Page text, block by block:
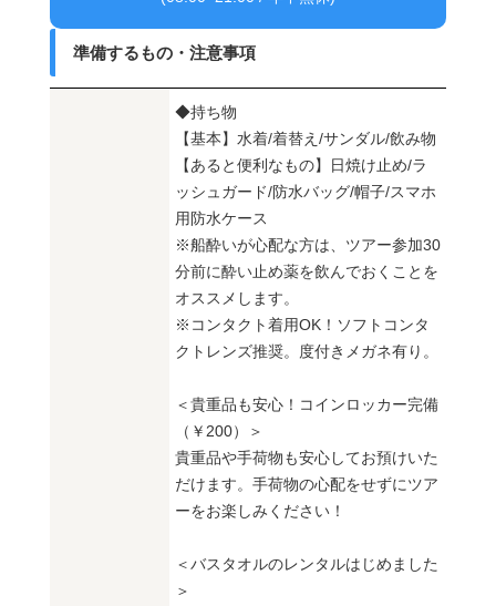
準備するもの・注意事項
◆持ち物
【基本】水着/着替え/サンダル/飲み物
【あると便利なもの】日焼け止め/ラ
ッシュガード/防水バッグ/帽子/スマホ
用防水ケース
※船酔いが心配な方は、ツアー参加30
分前に酔い止め薬を飲んでおくことを
オススメします。
※コンタクト着用OK！ソフトコンタ
クトレンズ推奨。度付きメガネ有り。
＜貴重品も安心！コインロッカー完備
（￥200）＞
貴重品や手荷物も安心してお預けいた
だけます。手荷物の心配をせずにツア
ーをお楽しみください！
＜バスタオルのレンタルはじめました
＞